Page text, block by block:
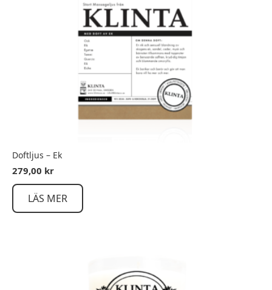
Doftljus – Ek
279,00 kr
LÄS MER